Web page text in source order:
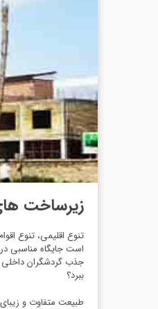
زیرساخت
تنوع اقلیمی، تنوع
است جایگاه مناسبی
جذب گردشگران داخلی
ببرد؟
طبیعت متفاوت و